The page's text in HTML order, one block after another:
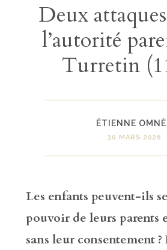
Deux
l’autorité
Turretin
ÉTIENNE
30 MARS 2026
Les enfants peuvent-ils
pouvoir de leurs parents
sans leur consentement